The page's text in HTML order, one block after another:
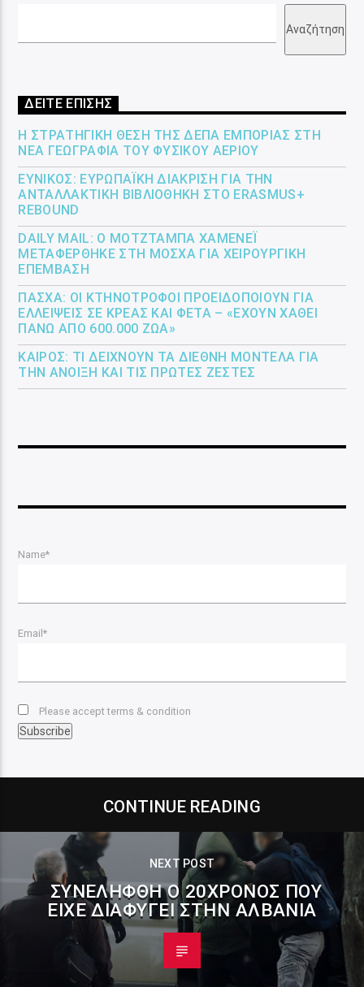
Αναζήτηση
ΔΕΙΤΕ ΕΠΙΣΗΣ
Η ΣΤΡΑΤΗΓΙΚΉ ΘΈΣΗ ΤΗΣ ΔΕΠΑ ΕΜΠΟΡΊΑΣ ΣΤΗ
ΝΈΑ ΓΕΩΓΡΑΦΊΑ ΤΟΥ ΦΥΣΙΚΟΎ ΑΕΡΊΟΥ
ΕΎΝΙΚΟΣ: ΕΥΡΩΠΑΪΚΉ ΔΙΆΚΡΙΣΗ ΓΙΑ ΤΗΝ
ΑΝΤΑΛΛΑΚΤΙΚΉ ΒΙΒΛΙΟΘΉΚΗ ΣΤΟ ERASMUS+
REBOUND
DAILY MAIL: Ο ΜΟΤΖΤΆΜΠΑ ΧΑΜΕΝΕΪ́
ΜΕΤΑΦΈΡΘΗΚΕ ΣΤΗ ΜΌΣΧΑ ΓΙΑ ΧΕΙΡΟΥΡΓΙΚΉ
ΕΠΈΜΒΑΣΗ
ΠΆΣΧΑ: ΟΙ ΚΤΗΝΟΤΡΌΦΟΙ ΠΡΟΕΙΔΟΠΟΙΟΎΝ ΓΙΑ
ΕΛΛΕΊΨΕΙΣ ΣΕ ΚΡΈΑΣ ΚΑΙ ΦΈΤΑ – «ΈΧΟΥΝ ΧΑΘΕΊ
ΠΆΝΩ ΑΠΌ 600.000 ΖΏΑ»
ΚΑΙΡΌΣ: ΤΙ ΔΕΊΧΝΟΥΝ ΤΑ ΔΙΕΘΝΉ ΜΟΝΤΈΛΑ ΓΙΑ
ΤΗΝ ΆΝΟΙΞΗ ΚΑΙ ΤΙΣ ΠΡΏΤΕΣ ΖΈΣΤΕΣ
Name*
Email*
Please accept terms & condition
CONTINUE READING
NEXT POST
ΣΥΝΕΛΉΦΘΗ Ο 20ΧΡΟΝΟΣ ΠΟΥ
ΕΊΧΕ ΔΙΑΦΎΓΕΙ ΣΤΗΝ ΑΛΒΑΝΊΑ